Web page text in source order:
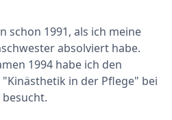
schon 1991, als ich meine
absolviert habe.
1994 habe ich den
in der Pflege" bei